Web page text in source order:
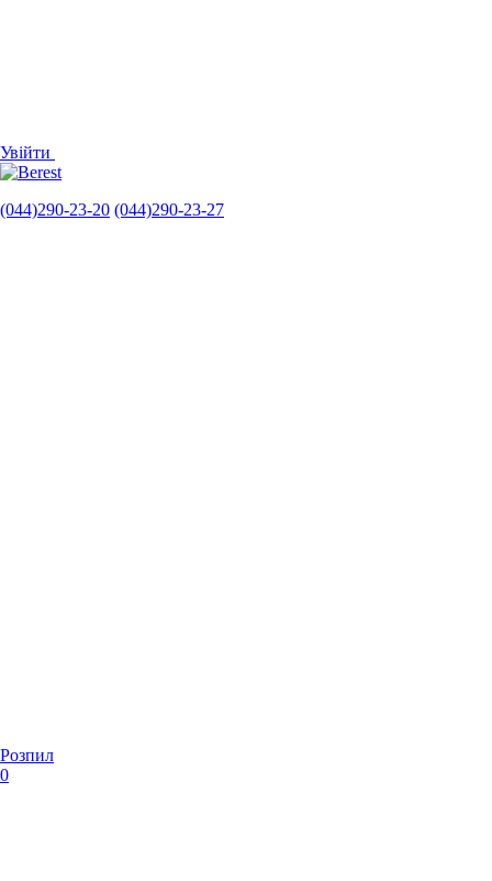
Увійти
(044)290-23-20 (044)290-23-27
Розпил
0